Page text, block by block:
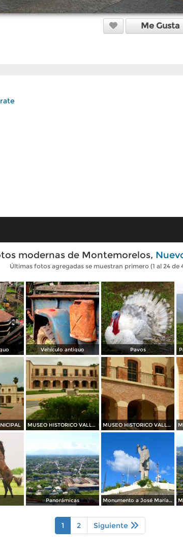
Me Gusta
modernas de Montemorelos,
Últimas fotos agregadas se muestran primero (1 al 24 de
Vehículo antiguo Pavos
MUSEO HISTORICO VALLE DEL PILON Y CASA DE LA CULTURA MUSEO HISTORICO VALLE DEL PILON Y CASA DE LA CULTURA
Panorámicas Monumento a José María Morelos y Pavón
1 2 Siguiente